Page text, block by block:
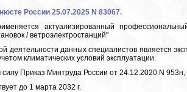
России 25.07.2025 N 83067.
актуализированный
/ ветроэлектростанций"
деятельности данных специалистов является
климатических условий эксплуатации.
Приказ Минтруда России от 24.12.2020 N
до 1 марта 2032 г.